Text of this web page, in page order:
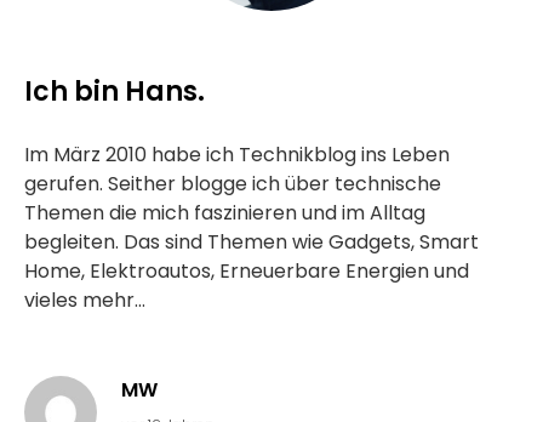
Ich bin Hans.
Im März 2010 habe ich Technikblog ins Leben
gerufen. Seither blogge ich über technische
Themen die mich faszinieren und im Alltag
begleiten. Das sind Themen wie Gadgets, Smart
Home, Elektroautos, Erneuerbare Energien und
vieles mehr...
MW